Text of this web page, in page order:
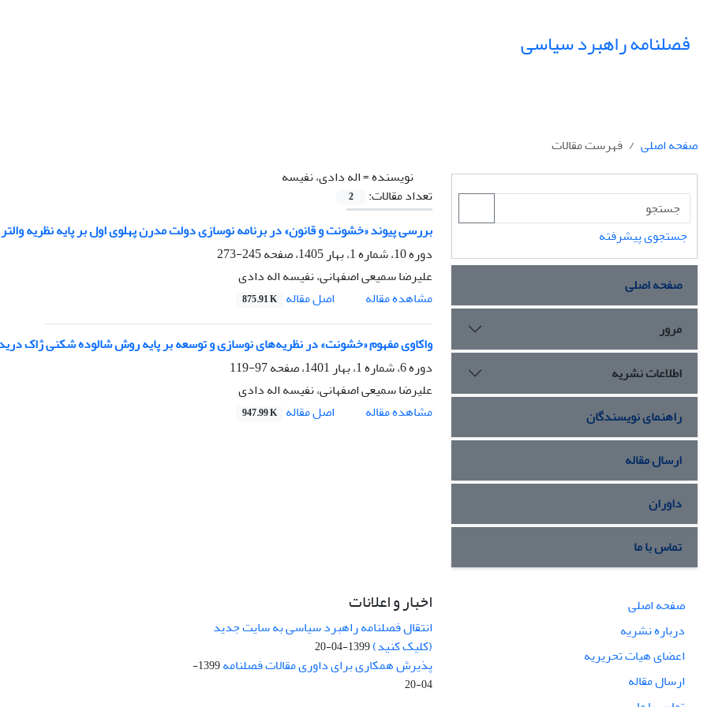
فصلنامه راهبرد سیاسی
صفحه اصلی
فهرست مقالات
نویسنده =اله دادی، نفیسه
تعداد مقالات:
2
بررسی پیوند «خشونت و قانون» در برنامه نوسازی دولت مدرن پهلوی اول بر پایه نظریه
دوره 10، شماره 1، بهار 1405، صفحه
245-273
علیرضا سمیعی اصفهانی، نفیسه اله دادی
مشاهده مقاله
اصل مقاله 875.91 K
واکاوی مفهوم «خشونت» در نظریه‌های نوسازی و توسعه بر پایه روش شالوده شکنی ژاک
دوره 6، شماره 1، بهار 1401، صفحه
97-119
علیرضا سمیعی اصفهانی، نفیسه اله دادی
مشاهده مقاله
اصل مقاله 947.99 K
جستجوی پیشرفته
صفحه اصلی
مرور
اطلاعات نشریه
راهنمای نویسندگان
ارسال مقاله
داوران
تماس با ما
صفحه اصلی
درباره نشریه
اعضای هیات تحریریه
ارسال مقاله
اخبار و اعلانات
انتقال فصلنامه راهبرد سیاسی به سایت جدید
(کلیک کنید)1399-04-20
پذیرش همکاری برای داوری مقالات فصلنامه
1399-
04-20